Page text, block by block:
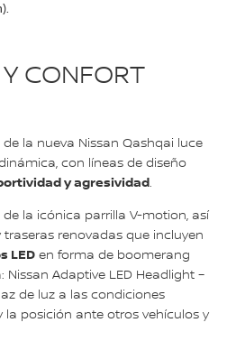
CONFORT
la nueva Nissan Qashqai luce
con líneas de diseño
y agresividad.
la icónica parrilla V-motion, así
renovadas que incluyen
LED en forma de boomerang
Adaptive LED Headlight –
de luz a las condiciones
la posición ante otros vehículos y